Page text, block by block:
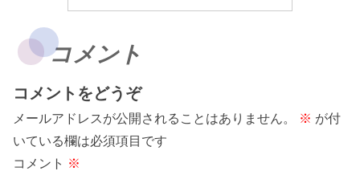
コメント
コメントをどうぞ
メールアドレスが公開されることはありません。 ※ が付
いている欄は必須項目です
コメント ※